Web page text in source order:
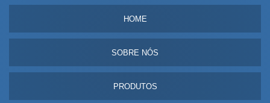
HOME
SOBRE NÓS
PRODUTOS